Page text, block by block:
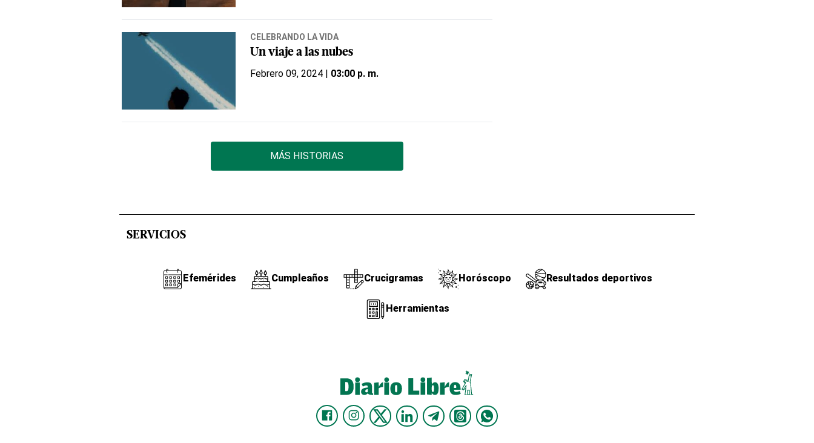
CELEBRANDO LA VIDA
Un viaje a las nubes
Febrero 09, 2024 | 03:00 p. m.
MÁS HISTORIAS
SERVICIOS
Efemérides Cumpleaños Crucigramas Horóscopo Resultados deportivos
Herramientas